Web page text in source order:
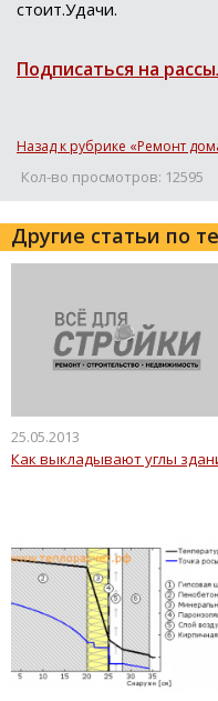
стоит.Удачи.
Подписаться на
Назад к рубрике «Ремонт
Кол-во просмотров: 12595
Другие статьи по
25.05.2013
Как выкладывают углы